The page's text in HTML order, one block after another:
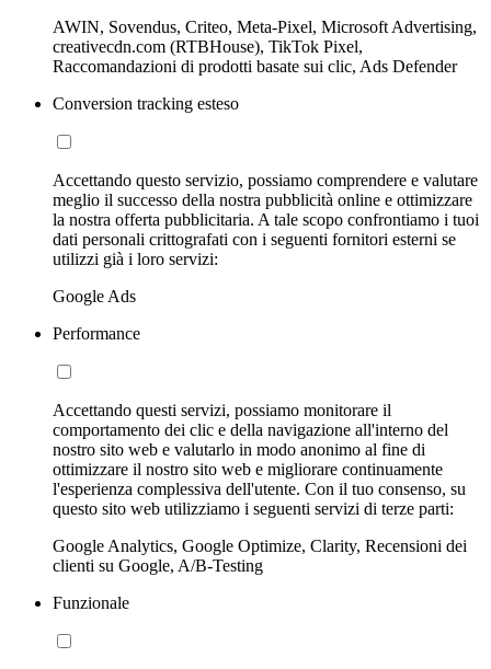
AWIN, Sovendus, Criteo, Meta-Pixel, Microsoft Advertising,
creativecdn.com (RTBHouse), TikTok Pixel,
Raccomandazioni di prodotti basate sui clic, Ads Defender
Conversion tracking esteso
Accettando questo servizio, possiamo comprendere e valutare
meglio il successo della nostra pubblicità online e ottimizzare
la nostra offerta pubblicitaria. A tale scopo confrontiamo i tuoi
dati personali crittografati con i seguenti fornitori esterni se
utilizzi già i loro servizi:
Google Ads
Performance
Accettando questi servizi, possiamo monitorare il
comportamento dei clic e della navigazione all'interno del
nostro sito web e valutarlo in modo anonimo al fine di
ottimizzare il nostro sito web e migliorare continuamente
l'esperienza complessiva dell'utente. Con il tuo consenso, su
questo sito web utilizziamo i seguenti servizi di terze parti:
Google Analytics, Google Optimize, Clarity, Recensioni dei
clienti su Google, A/B-Testing
Funzionale